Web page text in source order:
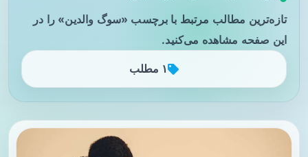
تازه‌ترین مطالب مرتبط با برچسب «سوگ والدین» را در
این صفحه مشاهده می‌کنید.
۱ مطلب